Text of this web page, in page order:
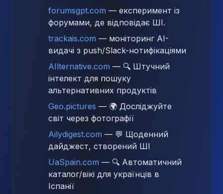
forumsgpt.com — експеримент із
форумами, де відповідає ШІ.
trackais.com — моніторинг AI-
видачі з push/Slack-нотифікаціями
AIlternative.com — 🔍 Штучний
інтелект для пошуку
альтернативних продуктів
Geo.pictures — 🌍 Досліджуйте
світ через фотографії
Ailydigest.com — 💬 Щоденний
дайджест, створений ШІ
UaSpain.com — 🔍 Автоматичний
каталог/вікі для українців в
Іспанії